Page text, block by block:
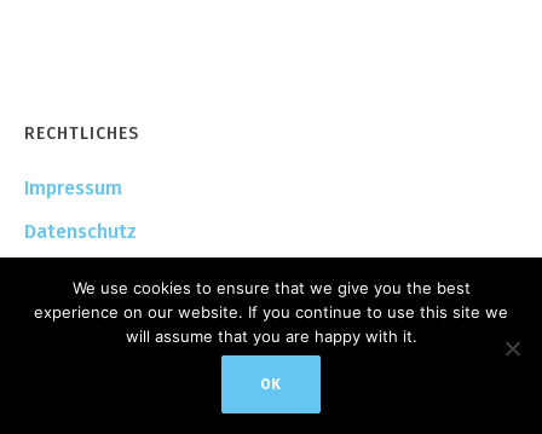
RECHTLICHES
Impressum
Datenschutz
We use cookies to ensure that we give you the best
experience on our website. If you continue to use this site we
will assume that you are happy with it.
OK